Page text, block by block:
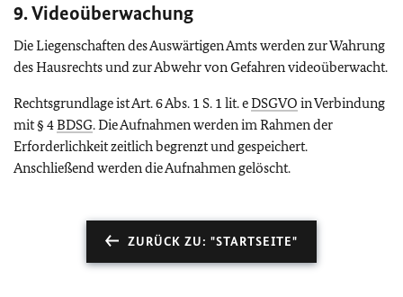
9. Videoüberwachung
Die Liegenschaften des Auswärtigen Amts werden zur Wahrung
des Hausrechts und zur Abwehr von Gefahren videoüberwacht.
Rechtsgrundlage ist Art. 6 Abs. 1 S. 1 lit. eDSGVO in Verbindung
mit § 4BDSG. Die Aufnahmen werden im Rahmen der
Erforderlichkeit zeitlich begrenzt und gespeichert.
Anschließend werden die Aufnahmen gelöscht.
ZURÜCK ZU: "STARTSEITE"